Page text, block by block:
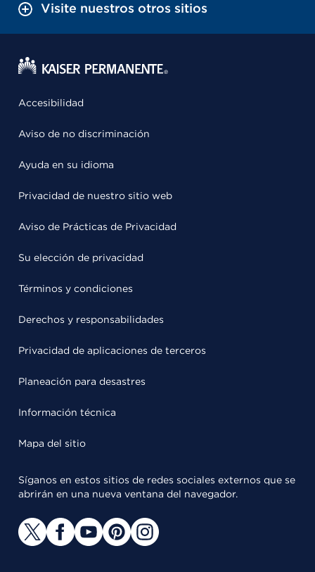
Visite nuestros otros sitios
Accesibilidad
Aviso de no discriminación
Ayuda en su idioma
Privacidad de nuestro sitio web
Aviso de Prácticas de Privacidad
Su elección de privacidad
Términos y condiciones
Derechos y responsabilidades
Privacidad de aplicaciones de terceros
Planeación para desastres
Información técnica
Mapa del sitio
Síganos en estos sitios de redes sociales externos que se
abrirán en una nueva ventana del navegador.